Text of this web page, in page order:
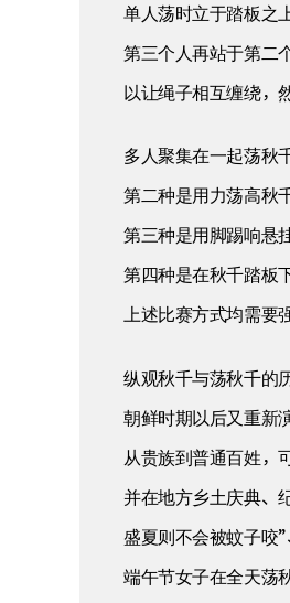
单人荡时立于踏板之
第三个人再站于第二
以让绳子相互缠绕，
多人聚集在一起荡秋
第二种是用力荡高秋
第三种是用脚踢响悬
第四种是在秋千踏板
上述比赛方式均需要
纵观秋千与荡秋千的
朝鲜时期以后又重新
从贵族到普通百姓，
并在地方乡土庆典、
盛夏则不会被蚊子咬
端午节女子在全天荡